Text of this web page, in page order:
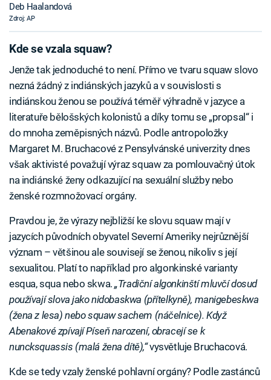
Deb Haalandová
Zdroj: AP
Kde se vzala squaw?
Jenže tak jednoduché to není. Přímo ve tvaru squaw slovo
nezná žádný z indiánských jazyků a v souvislosti s
indiánskou ženou se používá téměř výhradně v jazyce a
literatuře bělošských kolonistů a díky tomu se „propsal“ i
do mnoha zeměpisných názvů. Podle antropoložky
Margaret M. Bruchacové z Pensylvánské univerzity dnes
však aktivisté považují výraz squaw za pomlouvačný útok
na indiánské ženy odkazující na sexuální služby nebo
ženské rozmnožovací orgány.
Pravdou je, že výrazy nejbližší ke slovu squaw mají v
jazycích původních obyvatel Severní Ameriky nejrůznější
význam – většinou ale souvisejí se ženou, nikoliv s její
sexualitou. Platí to například pro algonkinské varianty
esqua, squa nebo skwa.„Tradiční algonkinští mluvčí dosud
používají slova jako nidobaskwa (přítelkyně), manigebeskwa
(žena z lesa) nebo squaw sachem (náčelnice). Když
Abenakové zpívají Píseň narození, obracejí se k
nuncksquassis (malá žena dítě),“vysvětluje Bruchacová.
Kde se tedy vzaly ženské pohlavní orgány? Podle zastánců